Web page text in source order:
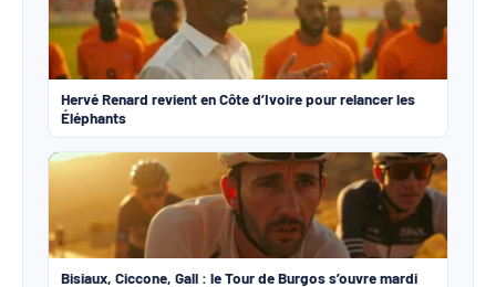
Hervé Renard revient en Côte d’Ivoire pour relancer les
Éléphants
Bisiaux, Ciccone, Gall : le Tour de Burgos s’ouvre mardi